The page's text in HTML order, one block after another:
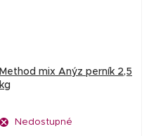
Method mix Anýz perník 2,5
kg
Nedostupné